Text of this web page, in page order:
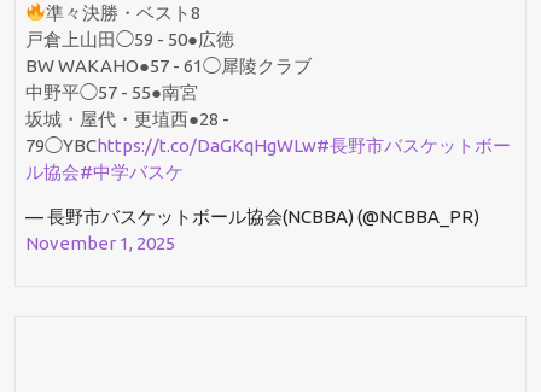
準々決勝・ベスト8
戸倉上山田◯59 - 50●広徳
BW WAKAHO●57 - 61◯犀陵クラブ
中野平◯57 - 55●南宮
坂城・屋代・更埴西●28 -
79◯YBChttps://t.co/DaGKqHgWLw#長野市バスケットボー
ル協会#中学バスケ
— 長野市バスケットボール協会(NCBBA) (@NCBBA_PR)
November 1, 2025